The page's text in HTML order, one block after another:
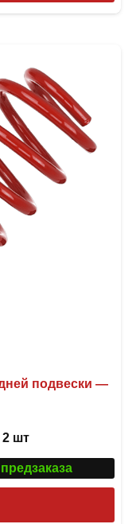
подвески —
2 шт